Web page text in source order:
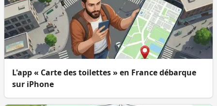
L'app « Carte des toilettes » en France débarque
sur iPhone